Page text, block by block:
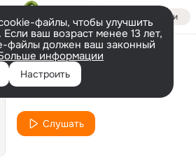
Войти
файлы, чтобы улучшить
ваш возраст менее 13 лет,
файлы должен ваш законный
информации
Настроить
Sir Henry
Слушать